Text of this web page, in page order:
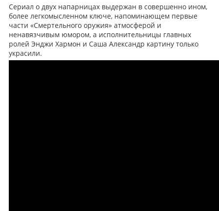
Сериал о двух напарницах выдержан в совершенно ином,
более легкомысленном ключе, напоминающем первые
части «Смертельного оружия» атмосферой и
ненавязчивым юмором, а исполнительницы главных
ролей Энджи Хармон и Саша Александр картину только
украсили.